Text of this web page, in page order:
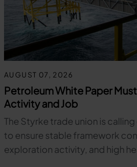
AUGUST 07, 2026
Petroleum White Paper
Activity and Job
The Styrke trade union is
to ensure stable framework
exploration activity, and high